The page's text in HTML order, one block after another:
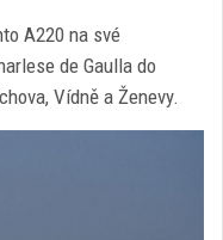
A220 na své
de Gaulla do
Vídně a Ženevy.